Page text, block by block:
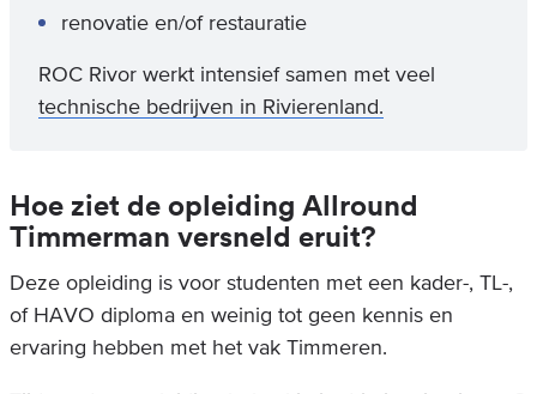
renovatie en/of restauratie
ROC Rivor werkt intensief samen met veel
technische bedrijven in Rivierenland.
Hoe ziet de opleiding Allround
Timmerman versneld eruit?
Deze opleiding is voor studenten met een kader-, TL-,
of HAVO diploma en weinig tot geen kennis en
ervaring hebben met het vak Timmeren.